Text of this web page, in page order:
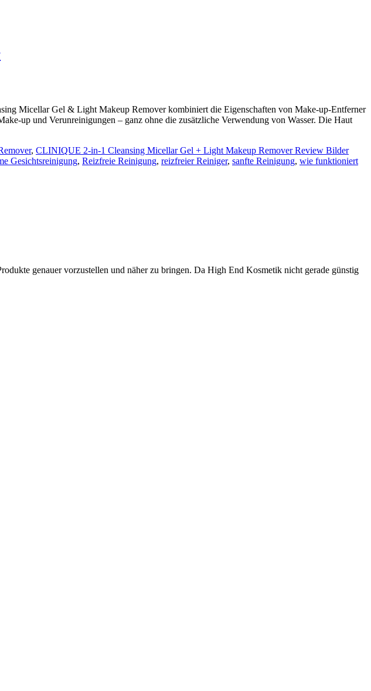
Micellar Gel & Light Makeup Remover kombiniert die Eigenschaften von Make-up-Entferner
up und Verunreinigungen – ganz ohne die zusätzliche Verwendung von Wasser. Die Haut
, CLINIQUE 2-in-1 Cleansing Micellar Gel + Light Makeup Remover Review Bilder
Gesichtsreinigung, Reizfreie Reinigung, reizfreier Reiniger, sanfte Reinigung, wie funktioniert
genauer vorzustellen und näher zu bringen. Da High End Kosmetik nicht gerade günstig